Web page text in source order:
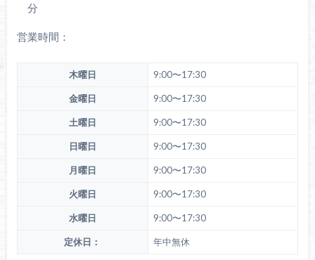
分
営業時間：
木曜日 9:00〜17:30
金曜日 9:00〜17:30
土曜日 9:00〜17:30
日曜日 9:00〜17:30
月曜日 9:00〜17:30
火曜日 9:00〜17:30
水曜日 9:00〜17:30
定休日： 年中無休